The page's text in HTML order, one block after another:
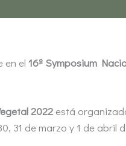
en el 16º Symposium
2022 está
31 de marzo y 1 de abril